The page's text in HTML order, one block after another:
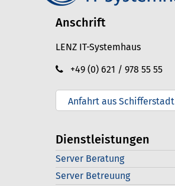
Anschrift
LENZ IT-Systemhaus
+49 (0) 621 / 978 55 55
Anfahrt aus Schifferstadt
Dienstleistungen
Server Beratung
Server Betreuung